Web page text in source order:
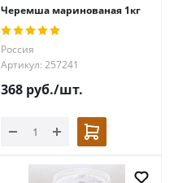
Черемша маринованая 1кг
Россия
Артикул: 257241
368 руб./шт.